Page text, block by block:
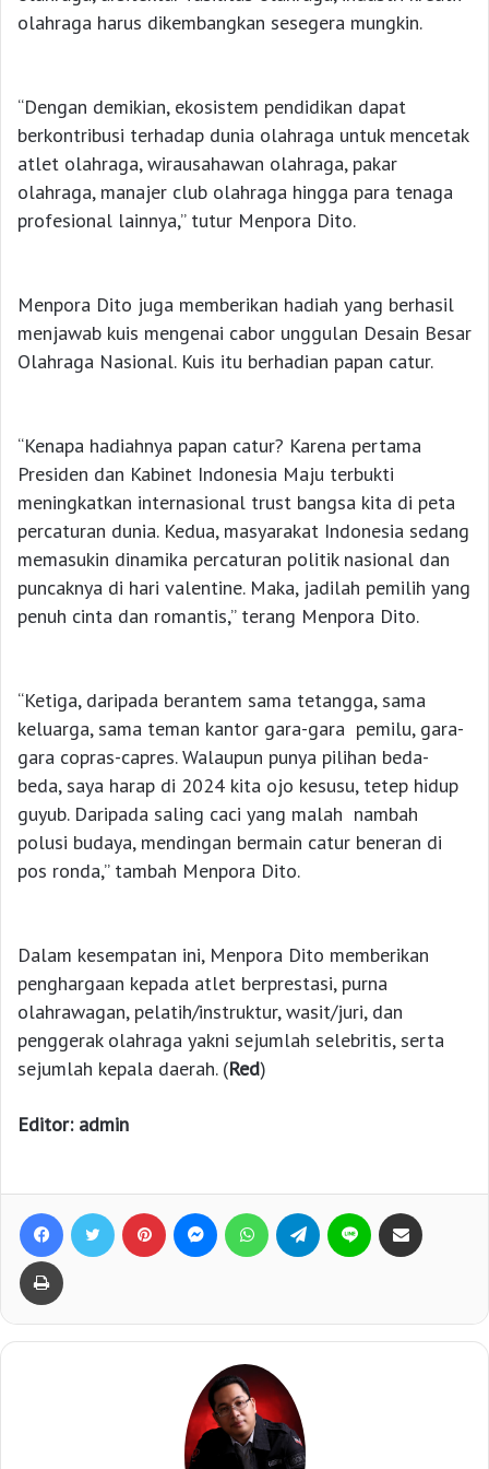
olahraga harus dikembangkan sesegera mungkin.
“Dengan demikian, ekosistem pendidikan dapat
berkontribusi terhadap dunia olahraga untuk mencetak
atlet olahraga, wirausahawan olahraga, pakar
olahraga, manajer club olahraga hingga para tenaga
profesional lainnya,” tutur Menpora Dito.
Menpora Dito juga memberikan hadiah yang berhasil
menjawab kuis mengenai cabor unggulan Desain Besar
Olahraga Nasional. Kuis itu berhadian papan catur.
“Kenapa hadiahnya papan catur? Karena pertama
Presiden dan Kabinet Indonesia Maju terbukti
meningkatkan internasional trust bangsa kita di peta
percaturan dunia. Kedua, masyarakat Indonesia sedang
memasukin dinamika percaturan politik nasional dan
puncaknya di hari valentine. Maka, jadilah pemilih yang
penuh cinta dan romantis,” terang Menpora Dito.
“Ketiga, daripada berantem sama tetangga, sama
keluarga, sama teman kantor gara-gara pemilu, gara-
gara copras-capres. Walaupun punya pilihan beda-
beda, saya harap di 2024 kita ojo kesusu, tetep hidup
guyub. Daripada saling caci yang malah nambah
polusi budaya, mendingan bermain catur beneran di
pos ronda,” tambah Menpora Dito.
Dalam kesempatan ini, Menpora Dito memberikan
penghargaan kepada atlet berprestasi, purna
olahrawagan, pelatih/instruktur, wasit/juri, dan
penggerak olahraga yakni sejumlah selebritis, serta
sejumlah kepala daerah. (Red)
Editor: admin